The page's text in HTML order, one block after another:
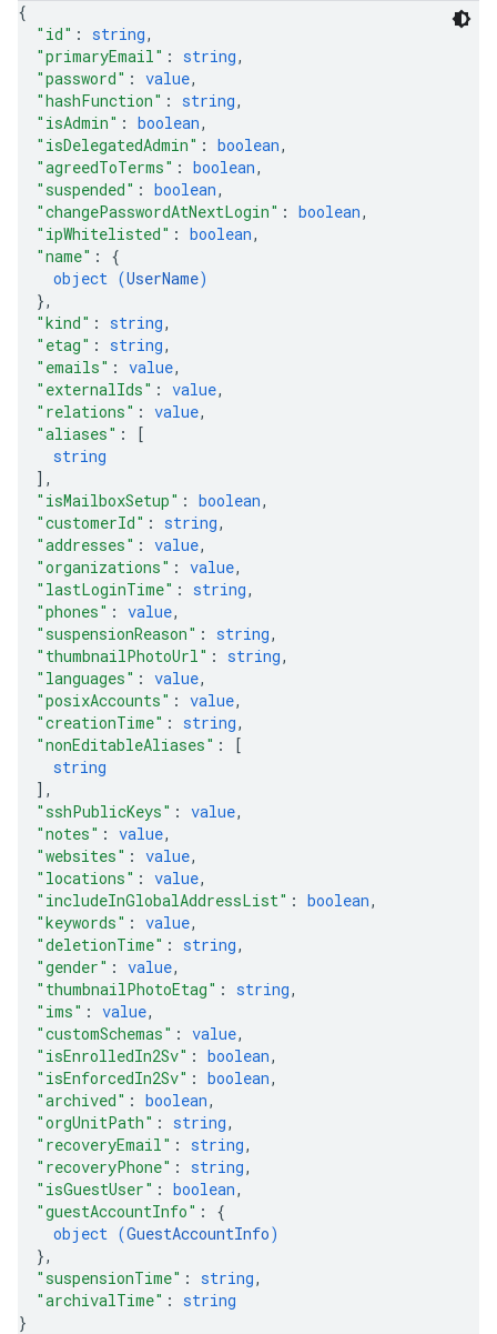
{
"id" : string,
"primaryEmail" : string,
"password" : value,
"hashFunction" : string,
"isAdmin" : boolean,
"isDelegatedAdmin" : boolean,
"agreedToTerms" : boolean,
"suspended" : boolean,
"changePasswordAtNextLogin" : boolean,
"ipWhitelisted" : boolean,
"name" : {
object (UserName)
},
"kind" : string,
"etag" : string,
"emails" : value,
"externalIds" : value,
"relations" : value,
"aliases" :
[
string
] ,
"isMailboxSetup" : boolean,
"customerId" : string,
"addresses" : value,
"organizations" : value,
"lastLoginTime" : string,
"phones" : value,
"suspensionReason" : string,
"thumbnailPhotoUrl" : string,
"languages" : value,
"posixAccounts" : value,
"creationTime" : string,
"nonEditableAliases" :
[
string
] ,
"sshPublicKeys" : value,
"notes" : value,
"websites" : value,
"locations" : value,
"includeInGlobalAddressList" : boolean,
"keywords" : value,
"deletionTime" : string,
"gender" : value,
"thumbnailPhotoEtag" : string,
"ims" : value,
"customSchemas" : value,
"isEnrolledIn2Sv" : boolean,
"isEnforcedIn2Sv" : boolean,
"archived" : boolean,
"orgUnitPath" : string,
"recoveryEmail" : string,
"recoveryPhone" : string,
"isGuestUser" : boolean,
"guestAccountInfo" : {
object (GuestAccountInfo)
},
"suspensionTime" : string,
"archivalTime" : string
}